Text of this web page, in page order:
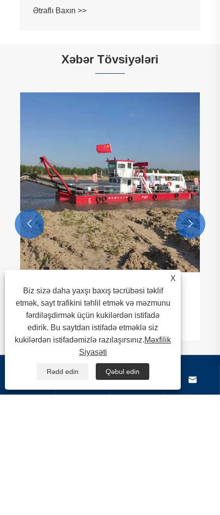
dibinin dibinin təmizlənməsi üçün kəsici
Ətraflı Baxın >>
Xəbər Tövsiyələri
Sediment Dredger: Su Ekosistemlərinin
Dəqiq Mühəndisi
Ətraflı Baxın >>
 
 
X
Biz sizə daha yaxşı baxış təcrübəsi təklif
etmək, sayt trafikini təhlil etmək və məzmunu
fərdiləşdirmək üçün kukilərdən istifadə
edirik. Bu saytdan istifadə etməklə siz
kukilərdən istifadəmizlə razılaşırsınız.Məxfilik
Siyasəti
Rədd edin Qəbul edin